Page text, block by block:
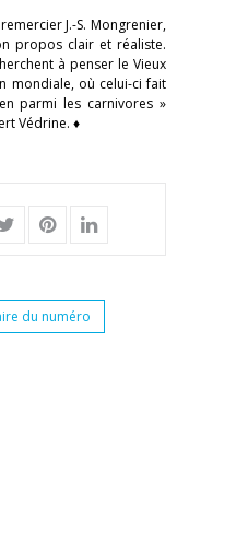
J.-S. Mongrenier,
propos clair et réaliste.
à penser le Vieux
mondiale, où celui-ci fait
parmi les carnivores »
Védrine. ♦
du numéro